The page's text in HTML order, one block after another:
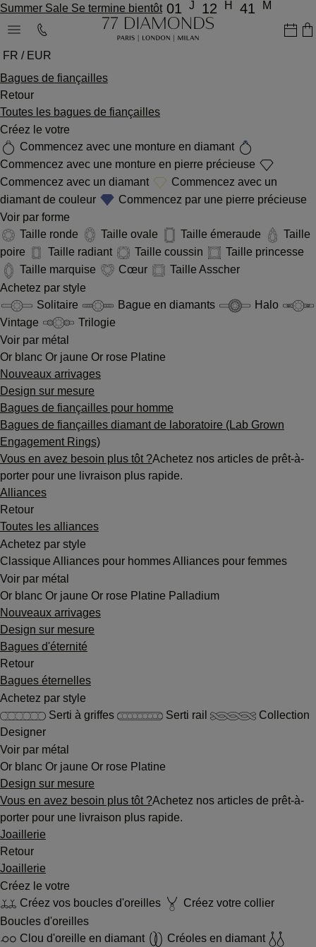
Summer Sale Se termine bientôt 01 J 12 H 41 M
FR / EUR
Bagues de fiançailles
Retour
Toutes les bagues de fiançailles
Créez le votre
Commencez avec une monture en diamant
Commencez avec une monture en pierre précieuse
Commencez avec un diamant
Commencez avec un
diamant de couleur
Commencez par une pierre précieuse
Voir par forme
Taille ronde
Taille ovale Taille émeraude
Taille
poire
Taille radiant Taille coussin
Taille princesse
Taille marquise
Cœur
Taille Asscher
Achetez par style
Solitaire
Bague en diamants
Halo
Vintage
Trilogie
Voir par métal
Or blanc Or jaune Or rose Platine
Nouveaux arrivages
Design sur mesure
Bagues de fiançailles pour homme
Bagues de fiançailles diamant de laboratoire (Lab Grown
Engagement Rings)
Vous en avez besoin plus tôt ?Achetez nos articles de prêt-à-
porter pour une livraison plus rapide.
Alliances
Retour
Toutes les alliances
Achetez par style
Classique Alliances pour hommesAlliances pour femmes
Voir par métal
Or blanc Or jaune Or rose Platine Palladium
Nouveaux arrivages
Design sur mesure
Bagues d'éternité
Retour
Bagues éternelles
Achetez par style
Serti à griffes
Serti rail
Collection
Designer
Voir par métal
Or blanc Or jaune Or rose Platine
Design sur mesure
Vous en avez besoin plus tôt ?Achetez nos articles de prêt-à-
porter pour une livraison plus rapide.
Joaillerie
Retour
Joaillerie
Créez le votre
Créez vos boucles d'oreilles
Créez votre collier
Boucles d'oreilles
Clou d'oreille en diamant
Créoles en diamant